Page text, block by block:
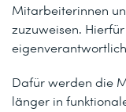
Mitarbeiterinnen
zuzuweisen.
Dafür werden die
länger in